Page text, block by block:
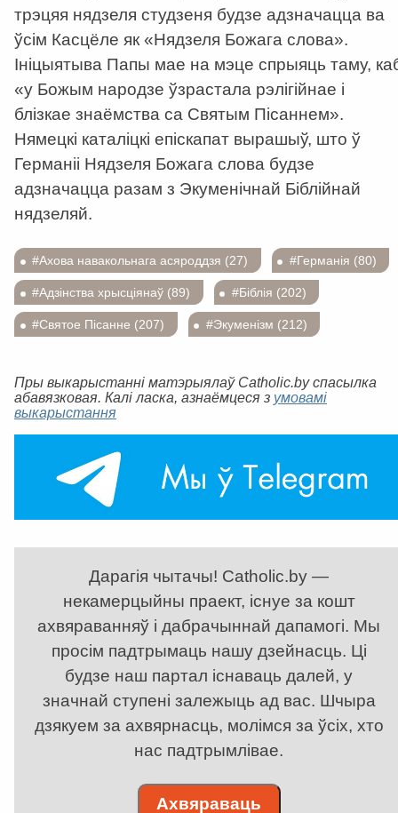
трэцяя нядзеля студзеня будзе адзначацца ва
ўсім Касцёле як «Нядзеля Божага слова».
Ініцыятыва Папы мае на мэце спрыяць таму,
«у Божым народзе ўзрастала рэлігійнае і
блізкае знаёмства са Святым Пісаннем».
Нямецкі каталіцкі епіскапат вырашыў, што ў
Германіі Нядзеля Божага слова будзе
адзначацца разам з Экуменічнай Біблійнай
нядзеляй.
#Ахова навакольнага асяроддзя (27) #Германія (80)
#Адзінства хрысціянаў (89) #Біблія (202)
#Святое Пісанне (207) #Экуменізм (212)
Пры выкарыстанні матэрыялаў Catholic.by спасылка
абавязковая. Калі ласка, азнаёмцеся з умовамі
выкарыстання
Дарагія чытачы! Catholic.by —
некамерцыйны праект, існуе за кошт
ахвяраванняў і дабрачыннай дапамогі. Мы
просім падтрымаць нашу дзейнасць. Ці
будзе наш партал існаваць далей, у
значнай ступені залежыць ад вас. Шчыра
дзякуем за ахвярнасць, молімся за ўсіх, хто
нас падтрымлівае.
Ахвяраваць